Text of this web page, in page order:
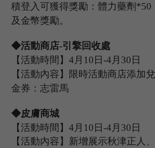
積登入可獲得獎勵：體力藥劑 *50
及金幣獎勵。
◆活動商店-引擎回收處
【活動時間】4 月 10日-4 月 30日
【活動內容】限時活動商店添加
金券：志雷馬
◆皮膚商城
【活動時間】4 月 10日-4 月 30日
【活動內容】新增展示秋津正人